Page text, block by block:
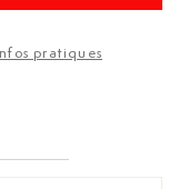
pratiques